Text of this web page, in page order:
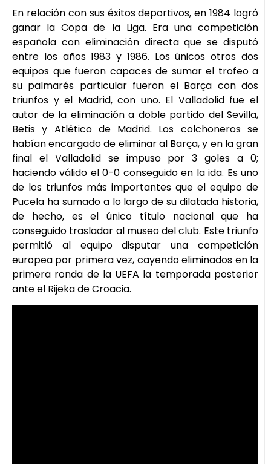
En relación con sus éxitos deportivos, en 1984 logró
ganar la Copa de la Liga. Era una competición
española con eliminación directa que se disputó
entre los años 1983 y 1986. Los únicos otros dos
equipos que fueron capaces de sumar el trofeo a
su palmarés particular fueron el Barça con dos
triunfos y el Madrid, con uno. El Valladolid fue el
autor de la eliminación a doble partido del Sevilla,
Betis y Atlético de Madrid. Los colchoneros se
habían encargado de eliminar al Barça, y en la gran
final el Valladolid se impuso por 3 goles a 0;
haciendo válido el 0-0 conseguido en la ida. Es uno
de los triunfos más importantes que el equipo de
Pucela ha sumado a lo largo de su dilatada historia,
de hecho, es el único título nacional que ha
conseguido trasladar al museo del club. Este triunfo
permitió al equipo disputar una competición
europea por primera vez, cayendo eliminados en la
primera ronda de la UEFA la temporada posterior
ante el Rijeka de Croacia.